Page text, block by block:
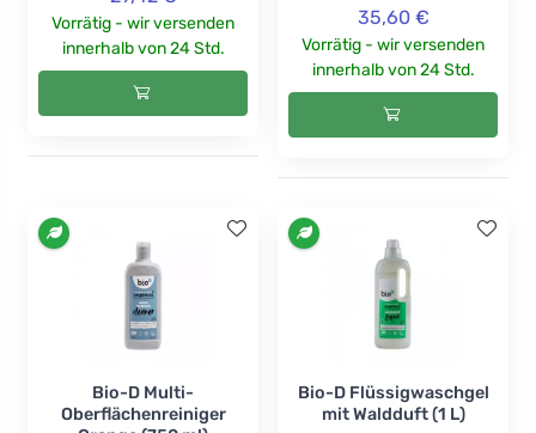
Vorrätig - wir versenden
innerhalb von 24 Std.
35,60 €
Vorrätig - wir versenden
innerhalb von 24 Std.
Bio-D Multi-
Oberflächenreiniger
Bio-D Flüssigwaschgel
mit Waldduft (1 L)